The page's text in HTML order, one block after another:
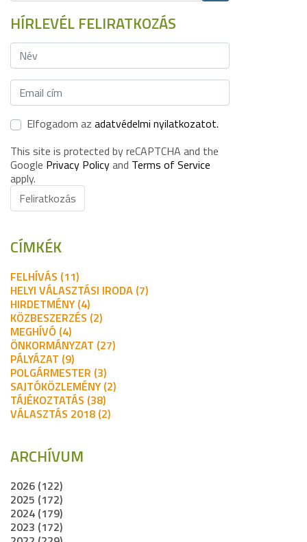
HÍRLEVÉL FELIRATKOZÁS
Elfogadom az adatvédelmi nyilatkozatot.
This site is protected by reCAPTCHA and the
Google Privacy Policyand Terms of Service
apply.
Feliratkozás
CÍMKÉK
FELHÍVÁS (11)
HELYI VÁLASZTÁSI IRODA (7)
HIRDETMÉNY (4)
KÖZBESZERZÉS (2)
MEGHÍVÓ (4)
ÖNKORMÁNYZAT (27)
PÁLYÁZAT (9)
POLGÁRMESTER (3)
SAJTÓKÖZLEMÉNY (2)
TÁJÉKOZTATÁS (38)
VÁLASZTÁS 2018 (2)
ARCHÍVUM
2026 (122)
2025 (172)
2024 (179)
2023 (172)